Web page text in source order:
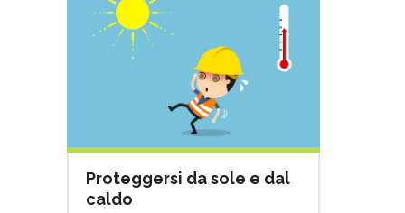
Proteggersi da sole e dal
caldo